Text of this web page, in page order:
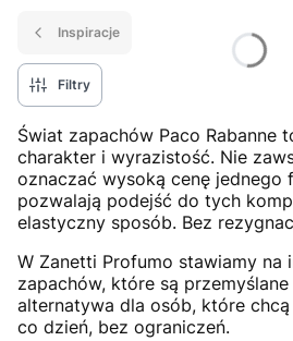
Inspiracje
Filtry
Świat zapachów Paco Rabanne
charakter i wyrazistość. Nie
oznaczać wysoką cenę jednego
pozwalają podejść do tych
elastyczny sposób. Bez
W Zanetti Profumo stawiamy na
zapachów, które są przemyślane
alternatywa dla osób, które
co dzień, bez ograniczeń.